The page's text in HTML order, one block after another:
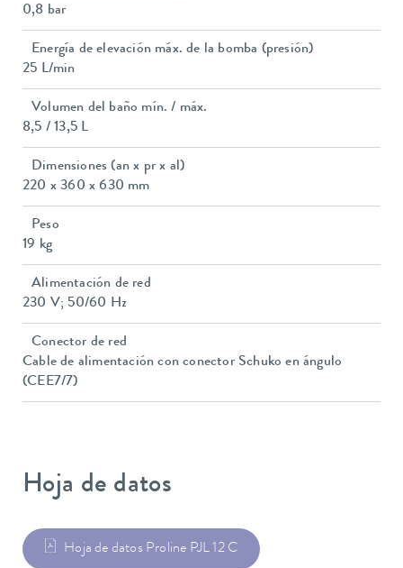
0,8 bar
Energía de elevación máx. de la bomba (presión)
25 L/min
Volumen del baño mín. / máx.
8,5 / 13,5 L
Dimensiones (an x pr x al)
220 x 360 x 630 mm
Peso
19 kg
Alimentación de red
230 V; 50/60 Hz
Conector de red
Cable de alimentación con conector Schuko en ángulo
(CEE7/7)
Hoja de datos
Hoja de datos Proline PJL 12 C